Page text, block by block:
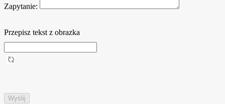
Zapytanie:
Przepisz tekst z obrazka